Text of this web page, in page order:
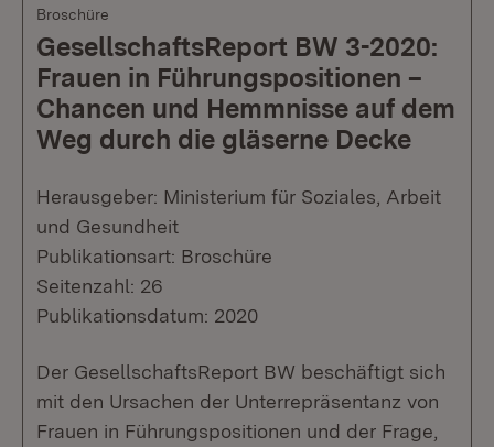
Broschüre
GesellschaftsReport BW 3-2020:
Frauen in Führungspositionen –
Chancen und Hemmnisse auf dem
Weg durch die gläserne Decke
Herausgeber: Ministerium für Soziales, Arbeit
und Gesundheit
Publikationsart: Broschüre
Seitenzahl: 26
Publikationsdatum: 2020
Der GesellschaftsReport BW beschäftigt sich
mit den Ursachen der Unterrepräsentanz von
Frauen in Führungspositionen und der Frage,